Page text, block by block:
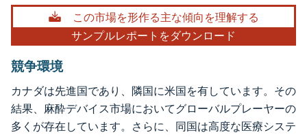
画像 © Mordor Intelligence。再利用にはCC BY 4.0の表示が必要です。
この市場を形作る主な傾向を理解する
サンプルレポートをダウンロード
競争環境
カナダは先進国であり、隣国に米国を有しています。その
結果、麻酔デバイス市場においてグローバルプレーヤーの
多くが存在しています。さらに、同国は高度な医療システ